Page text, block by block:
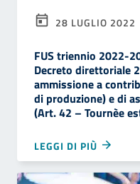
28 LUGLIO 2022
FUS triennio 2022-
Decreto direttoriale
ammissione a
di produzione) e di
(Art. 42 – Tournèe
LEGGI DI PIÙ